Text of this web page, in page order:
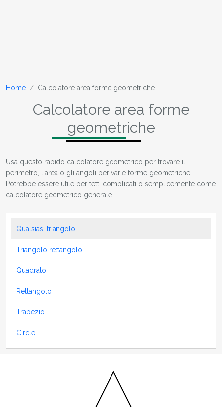
Home Calcolatore area forme geometriche
Calcolatore area forme
geometriche
Usa questo rapido calcolatore geometrico per trovare il
perimetro, l'area o gli angoli per varie forme geometriche.
Potrebbe essere utile per tetti complicati o semplicemente come
calcolatore geometrico generale.
Qualsiasi triangolo
Triangolo rettangolo
Quadrato
Rettangolo
Trapezio
Circle